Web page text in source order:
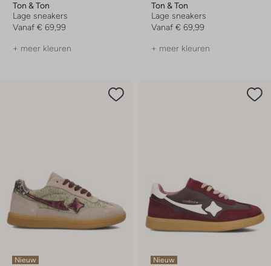
Ton & Ton
Lage sneakers
Vanaf € 69,99
+ meer kleuren
Ton & Ton
Lage sneakers
Vanaf € 69,99
+ meer kleuren
Nieuw Nieuw